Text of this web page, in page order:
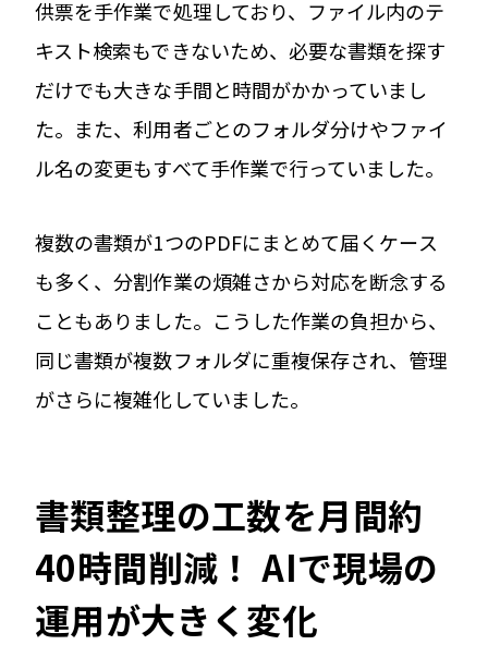
供票を手作業で処理しており、ファイル内のテ
キスト検索もできないため、必要な書類を探す
だけでも大きな手間と時間がかかっていまし
た。また、利用者ごとのフォルダ分けやファイ
ル名の変更もすべて手作業で行っていました。
複数の書類が1つのPDFにまとめて届くケース
も多く、分割作業の煩雑さから対応を断念する
こともありました。こうした作業の負担から、
同じ書類が複数フォルダに重複保存され、管理
がさらに複雑化していました。
書類整理の工数を月間約
40時間削減！ AIで現場の
運用が大きく変化